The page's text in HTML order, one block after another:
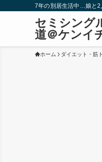
7年の別居生活中…娘と2
セミシング
道＠ケンイ
ホーム ダイエット・筋